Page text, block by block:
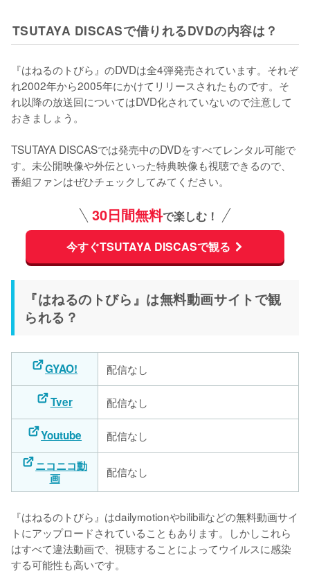
TSUTAYA DISCASで借りれるDVDの内容は？
『はねるのトびら』のDVDは全4弾発売されています。それぞ
れ2002年から2005年にかけてリリースされたものです。そ
れ以降の放送回についてはDVD化されていないので注意して
おきましょう。
TSUTAYA DISCASでは発売中のDVDをすべてレンタル可能で
す。未公開映像や外伝といった特典映像も視聴できるので、
番組ファンはぜひチェックしてみてください。
30日間無料で楽しむ！
今すぐTSUTAYA DISCASで観る
『はねるのトびら』は無料動画サイトで観
られる？
GYAO! 配信なし
Tver 配信なし
Youtube
配信なし
ニコニコ動
画
配信なし
『はねるのトびら』はdailymotionやbilibiliなどの無料動画サイ
トにアップロードされていることもあります。しかしこれら
はすべて違法動画で、視聴することによってウイルスに感染
する可能性も高いです。